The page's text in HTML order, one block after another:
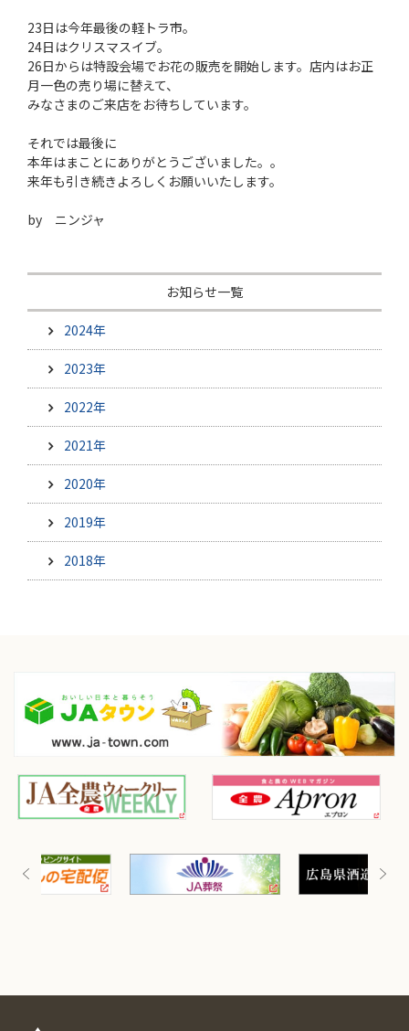
23日は今年最後の軽トラ市。
24日はクリスマスイブ。
26日からは特設会場でお花の販売を開始します。店内はお正
月一色の売り場に替えて、
みなさまのご来店をお待ちしています。
それでは最後に
本年はまことにありがとうございました。。
来年も引き続きよろしくお願いいたします。
by ニンジャ
お知らせ一覧
2024年
2023年
2022年
2021年
2020年
2019年
2018年